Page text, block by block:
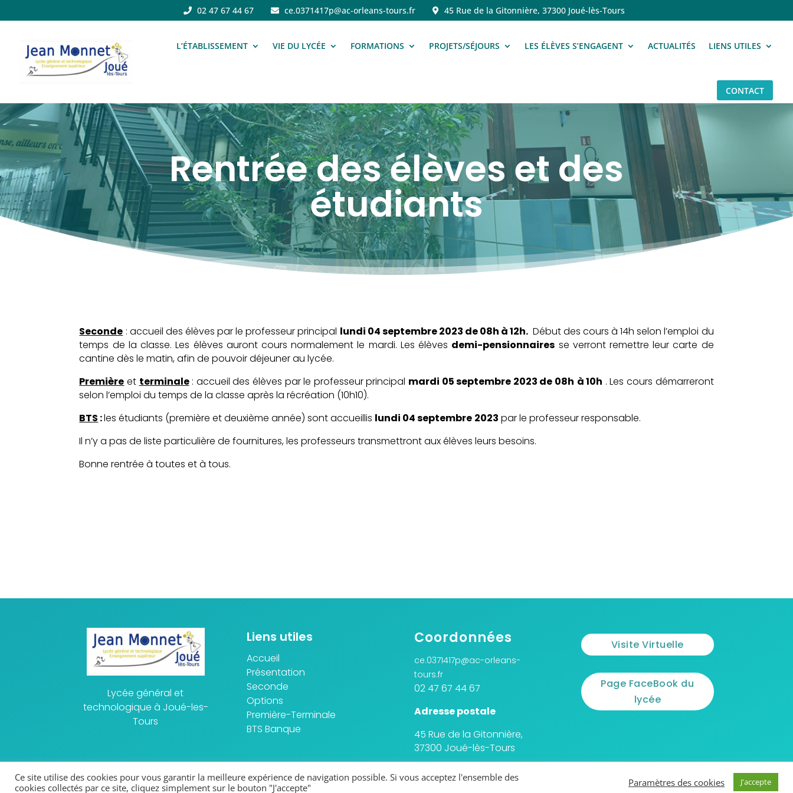
02 47 67 44 67 ce.0371417p@ac-orleans-tours.fr 45 Rue de la Gitonnière, 37300 Joué-lès-Tours
L’ÉTABLISSEMENT VIE DU LYCÉE FORMATIONS PROJETS/SÉJOURS LES ÉLÈVES S’ENGAGENT ACTUALITÉS LIENS UTILES
CONTACT
Rentrée des élèves et des
étudiants
Seconde : accueil des élèves par le professeur principal lundi 04 septembre 2023 de08h à 12h. Début des cours à 14h selon l’emploi du
temps de la classe. Les élèves auront cours normalement le mardi. Les élèves demi-pensionnaires se verront remettre leur carte de
cantine dès le matin, afin de pouvoir déjeuner au lycée.
Première et terminale: accueil des élèves par le professeur principal mardi 05 septembre 2023 de 08h à 10h . Les cours démarreront
selon l’emploi du temps de la classe après la récréation (10h10).
BTS :les étudiants (première et deuxième année) sont accueillis lundi 04 septembre 2023 par le professeur responsable.
Il n’y a pas de liste particulière de fournitures, les professeurs transmettront aux élèves leurs besoins.
Bonne rentrée à toutes et à tous.
Lycée général et
technologique à Joué-les-
Tours
Liens utiles
Accueil
Présentation
Seconde
Options
Première-Terminale
BTS Banque
Coordonnées
ce.0371417p@ac-orleans-
tours.fr
02 47 67 44 67
Adresse postale
45 Rue de la Gitonnière,
37300 Joué-lès-Tours
Visite Virtuelle
Page FaceBook du
lycée
© 2026 - Lycée Jean Monnet Mentions légales
Ce site utilise des cookies pour vous garantir la meilleure expérience de navigation possible. Si vous acceptez l'ensemble des
cookies collectés par ce site, cliquez simplement sur le bouton "J'accepte"
Paramètres des cookies J'accepte